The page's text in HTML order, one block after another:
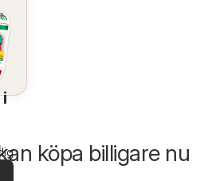
köpa billigare nu